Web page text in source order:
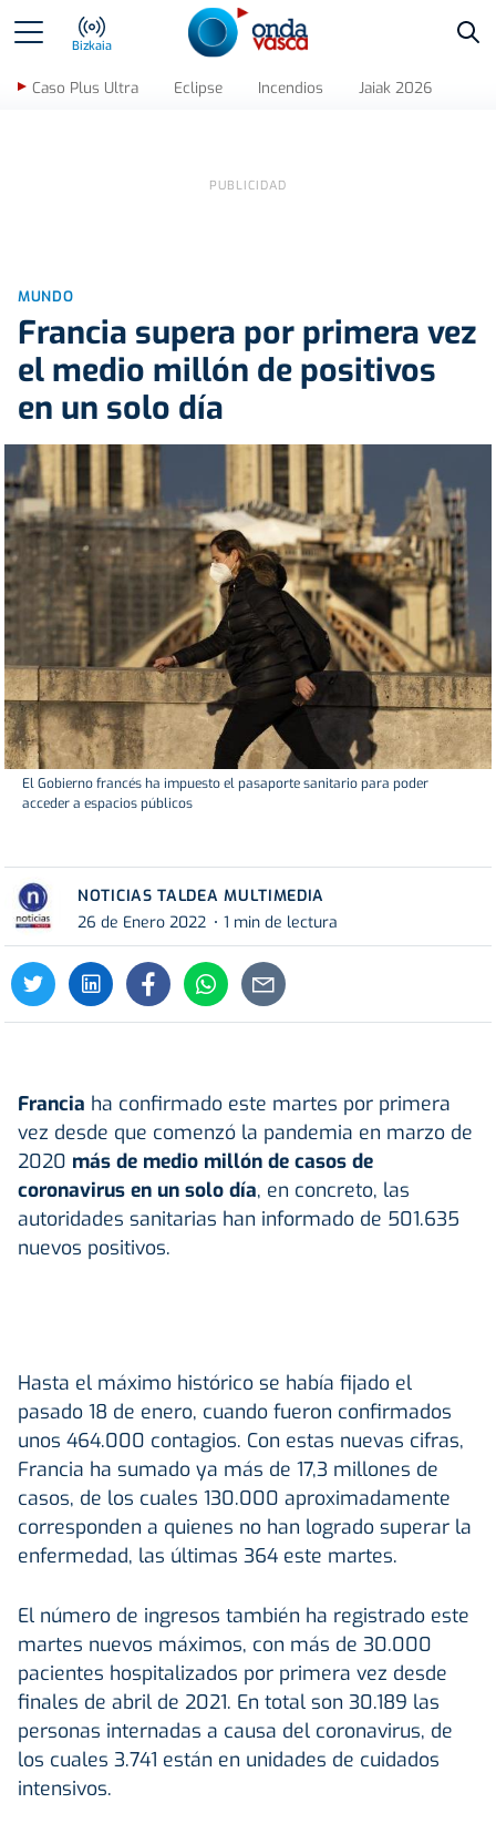
Bizkaia
Caso Plus Ultra Eclipse Incendios Jaiak 2026
MUNDO
Francia supera por primera vez
el medio millón de positivos
en un solo día
El Gobierno francés ha impuesto el pasaporte sanitario para poder
acceder a espacios públicos
NOTICIAS TALDEA MULTIMEDIA
26 de Enero 2022
1 min de lectura
Francia ha confirmado este martes por primera
vez desde que comenzó la pandemia en marzo de
2020 más de medio millón de casos de
coronavirus en un solo día, en concreto, las
autoridades sanitarias han informado de 501.635
nuevos positivos.
Hasta el máximo histórico se había fijado el
pasado 18 de enero, cuando fueron confirmados
unos 464.000 contagios. Con estas nuevas cifras,
Francia ha sumado ya más de 17,3 millones de
casos, de los cuales 130.000 aproximadamente
corresponden a quienes no han logrado superar la
enfermedad, las últimas 364 este martes.
El número de ingresos también ha registrado este
martes nuevos máximos, con más de 30.000
pacientes hospitalizados por primera vez desde
finales de abril de 2021. En total son 30.189 las
personas internadas a causa del coronavirus, de
los cuales 3.741 están en unidades de cuidados
intensivos.